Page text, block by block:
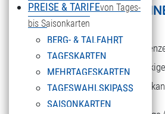
PREISE & TARIFEvon Tages-
bis Saisonkarten
BERG- & TALFAHRT
TAGESKARTEN
MEHRTAGESKARTEN
TAGESWAHLSKIPASS
SAISONKARTEN
WO SONNE UND
Das mittlerweile weit über die
bekannte und beliebte Familien-
direkt am Fuße des